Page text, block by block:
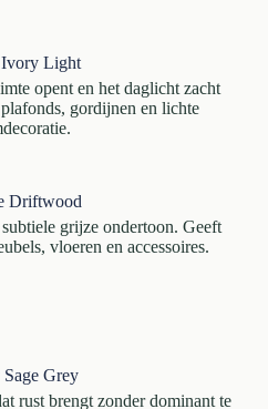
Light
opent en het daglicht zacht
gordijnen en lichte
Driftwood
grijze ondertoon. Geeft
vloeren en accessoires.
Grey
rust brengt zonder dominant te